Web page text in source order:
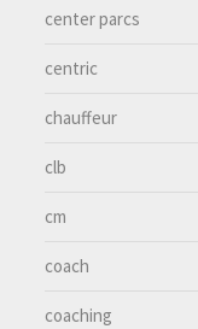
center parcs
centric
chauffeur
clb
cm
coach
coaching